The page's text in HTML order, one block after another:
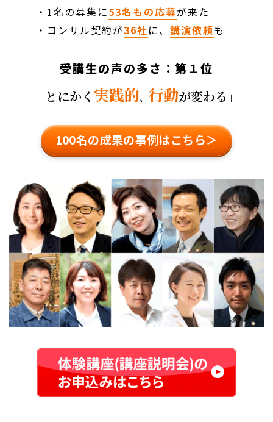
・1名の募集に53名もの応募が来た
・コンサル契約が36社に、 講演依頼も
受講生の声の多さ：第１位
「とにかく 実践的、 行動が変わる」
100名の成果の事例はこちら＞